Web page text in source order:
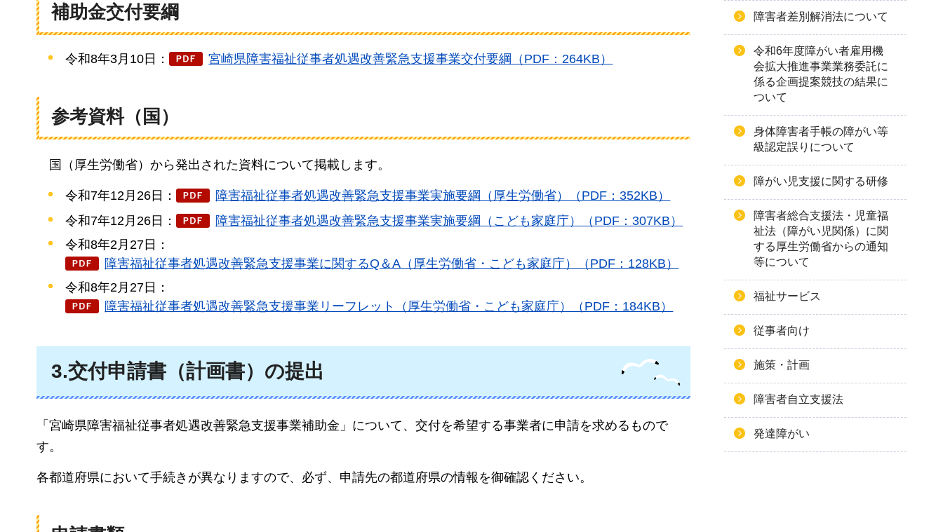
補助金交付要綱
令和8年3月10日： 宮崎県障害福祉従事者処遇改善緊急支援事業交付要綱（PDF：264KB）
参考資料（国）
国 （厚生労働省）から発出された資料について掲載します。
令和7年12月26日：
障害福祉従事者処遇改善緊急支援事業実施要綱（厚生労働省）（PDF：352KB）
令和7年12月26日：
障害福祉従事者処遇改善緊急支援事業実施要綱（こども家庭庁）（PDF：307KB）
令和8年2月27日：
障害福祉従事者処遇改善緊急支援事業に関するQ＆A（厚生労働省・こども家庭庁）（PDF：128KB）
令和8年2月27日：
障害福祉従事者処遇改善緊急支援事業リーフレット（厚生労働省・こども家庭庁）（PDF：184KB）
3.交付申請書（計画書）の提出
「宮崎県障害福祉従事者処遇改善緊急支援事業補助金」について、交付を希望する事業者に申請を求めるもので
す。
各都道府県において手続きが異なりますので、必ず、申請先の都道府県の情報を御確認ください。
障害者差別解消法について
令和6年度障がい者雇用機
会拡大推進事業業務委託に
係る企画提案競技の結果に
ついて
身体障害者手帳の障がい等
級認定誤りについて
障がい児支援に関する研修
障害者総合支援法・児童福
祉法（障がい児関係）に関
する厚生労働省からの通知
等について
福祉サービス
従事者向け
施策・計画
障害者自立支援法
発達障がい